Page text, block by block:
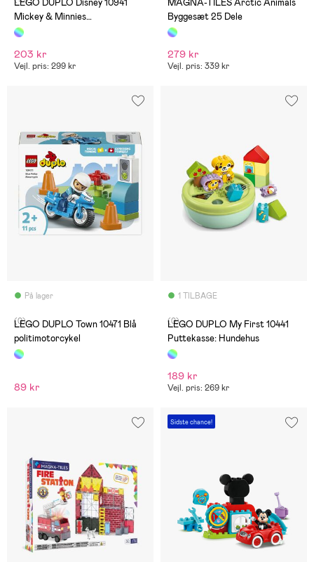
LEGO DUPLO Disney 10941
Mickey & Minnies
fødselsdagstog
203 kr
Vejl. pris: 299 kr
MAGNA-TILES Arctic Animals
Byggesæt 25 Dele
279 kr
Vejl. pris: 339 kr
På lager
(0)
LEGO DUPLO Town 10471 Blå
politimotorcykel
89 kr
1 TILBAGE
(0)
LEGO DUPLO My First 10441
Puttekasse: Hundehus
189 kr
Vejl. pris: 269 kr
Sidste chance!